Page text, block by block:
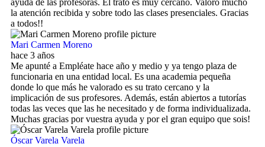
la atención recibida y sobre todo las clases presenciales. Gracias
a todos!!
Mari Carmen Moreno
hace 3 años
Me apunté a Empléate hace año y medio y ya tengo plaza de
funcionaria en una entidad local. Es una academia pequeña
donde lo que más he valorado es su trato cercano y la
implicación de sus profesores. Además, están abiertos a tutorías
todas las veces que las he necesitado y de forma individualizada.
Muchas gracias por vuestra ayuda y por el gran equipo que sois!
Óscar Varela Varela